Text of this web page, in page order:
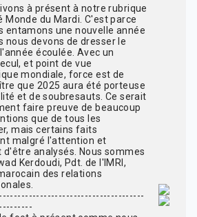
à présent à notre rubrique
Monde du Mardi. C'est parce
entamons une nouvelle année
nous devons de dresser le
écoulée. Avec un
et point de vue
mondiale, force est de
que 2025 aura été porteuse
et de soubresauts. Ce serait
faire preuve de beaucoup
que de tous les
mais certains faits
malgré l'attention et
analysés. Nous sommes
Kerdoudi, Pdt. de l'IMRI,
des relations